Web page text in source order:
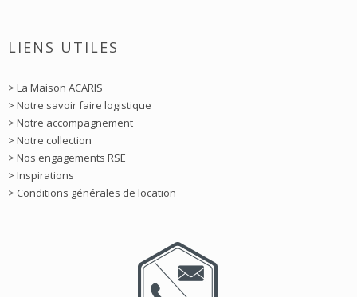
LIENS UTILES
> La Maison ACARIS
> Notre savoir faire logistique
> Notre accompagnement
> Notre collection
> Nos engagements RSE
> Inspirations
> Conditions générales de location